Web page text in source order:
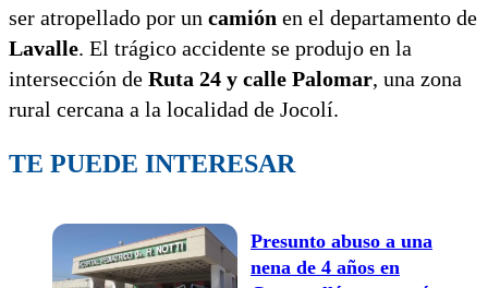
ser atropellado por un camión en el departamento de
Lavalle. El trágico accidente se produjo en la
intersección de Ruta 24 y calle Palomar, una zona
rural cercana a la localidad de Jocolí.
TE PUEDE INTERESAR
Presunto abuso a una
nena de 4 años en